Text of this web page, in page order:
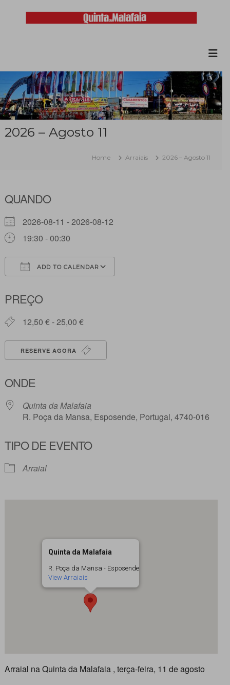
content
país
2026 – Agosto 11
Home Arraiais 2026 – Agosto 11
QUANDO
2026-08-11 - 2026-08-12
19:30 - 00:30
ADD TO CALENDAR
PREÇO
12,50 € - 25,00 €
RESERVE AGORA
ONDE
Quinta da Malafaia
R. Poça da Mansa, Esposende, Portugal, 4740-016
TIPO DE EVENTO
Arraial
Quinta da Malafaia
R. Poça da Mansa - Esposende
View Arraiais
Arraial na Quinta da Malafaia , terça-feira, 11 de agosto